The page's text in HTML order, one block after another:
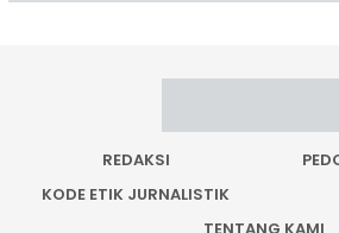
REDAKSI
KODE ETIK JURNALISTIK